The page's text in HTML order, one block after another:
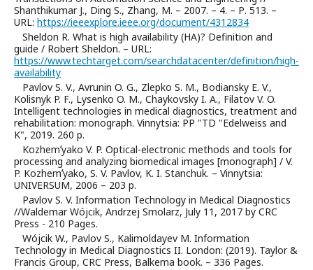
Shanthikumar J., Ding S., Zhang, M. – 2007. – 4. – Р. 513. –
URL: https://ieeexplore.ieee.org/document/4312834
Sheldon R. What is high availability (HA)? Definition and
guide / Robert Sheldon. – URL:
https://www.techtarget.com/searchdatacenter/definition/high-
availability
Pavlov S. V., Avrunin O. G., Zlepko S. M., Bodiansky E. V.,
Kolisnyk P. F., Lysenko O. M., Chaykovsky I. A., Filatov V. O.
Intelligent technologies in medical diagnostics, treatment and
rehabilitation: monograph. Vinnytsia: PP "TD "Edelweiss and
K", 2019. 260 p.
Kozhemʼyako V. P. Optical-electronic methods and tools for
processing and analyzing biomedical images [monograph] / V.
P. Kozhemʼyako, S. V. Pavlov, K. I. Stanchuk. – Vinnytsia:
UNIVERSUM, 2006 – 203 p.
Pavlov S. V. Information Technology in Medical Diagnostics
//Waldemar Wójcik, Andrzej Smolarz, July 11, 2017 by CRC
Press - 210 Pages.
Wójcik W., Pavlov S., Kalimoldayev M. Information
Technology in Medical Diagnostics II. London: (2019). Taylor &
Francis Group, CRC Press, Balkema book. – 336 Pages.